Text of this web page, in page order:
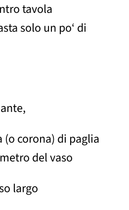
tavola
solo un po‘ di
corona) di paglia
del vaso
largo